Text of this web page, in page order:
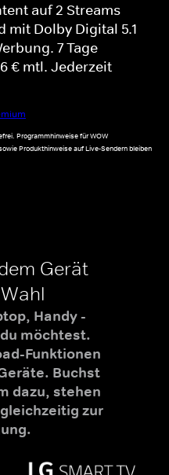
auf 2 Streams
mit Dolby Digital 5.1
7 Tage
€ mtl. Jederzeit
Programmhinweise für WOW
Produkthinweise auf Live-Sendern bleiben
Gerät
Handy -
möchtest.
Funktionen
Buchst
dazu, stehen
zur